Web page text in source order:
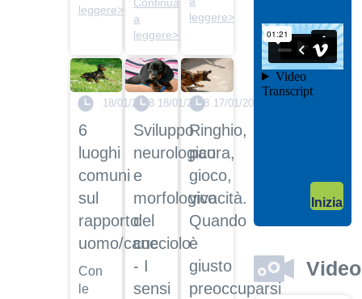
leggere>
a
leggere>
leggere>
18/01/2018
6
luoghi
comuni
sul
rapporto
uomo/cane
Con
le
18/01/2018
Sviluppo
neurologico
e
morfologico
del
cucciolo
- I
sensi
17/01/2018
Ringhio,
paura,
gioco,
vivacità.
Quando
è
giusto
preoccuparsi
Inizia
Video
04/10/
Garanzie
post
vendita
04/10/
Adozione
Dott.
Albano
Guarda